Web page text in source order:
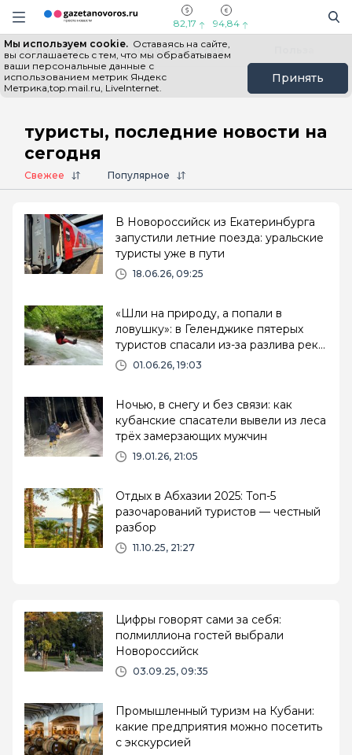
Информационный портал "ГазетаНоворос.ру"
Навигация сайта
82,17 94,84
Мы используем cookie. Оставаясь на сайте,
вы соглашаетесь с тем, что мы обрабатываем
ваши персональные данные с
использованием метрик Яндекс
Метрика,top.mail.ru, LiveInternet.
Принять
Все новости Новости России
Главная # туристы
туристы, последние новости на
сегодня
Свежее Популярное
В Новороссийск из Екатеринбурга
запустили летние поезда: уральские
туристы уже в пути
18.06.26, 09:25
«Шли на природу, а попали в
ловушку»: в Геленджике пятерых
туристов спасали из-за разлива реки
Тхаб01.06.26, 19:03
Ночью, в снегу и без связи: как
кубанские спасатели вывели из леса
трёх замерзающих мужчин
19.01.26, 21:05
Отдых в Абхазии 2025: Топ-5
разочарований туристов — честный
разбор
11.10.25, 21:27
Цифры говорят сами за себя:
полмиллиона гостей выбрали
Новороссийск
03.09.25, 09:35
Промышленный туризм на Кубани:
какие предприятия можно посетить
с экскурсией